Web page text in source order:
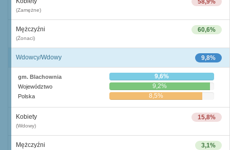
(Zamężne)
60,6%
Mężczyźni
(Żonaci)
9,8%
Wdowcy/Wdowy
gm. Blachownia 9,6%
Województwo 9,2%
Polska 8,5%
15,8%
Kobiety
(Wdowy)
3,1%
Mężczyźni